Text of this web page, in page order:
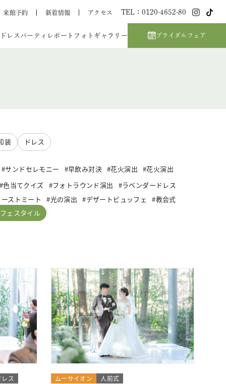
来館予約 新着情報 アクセス TEL：0120-4652-80
ドレスパーティレポート フォトギャラリー ブライダルフェア
装 ドレス
サンドセレモニー 早飲み対決 花火演出
花火演出
色当てクイズ
フォトラウンド演出
ラベンダードレス
ストミート
光の演出 デザートビュッフェ
教会式
ェスタイル
ス ムーサイオン
人前式